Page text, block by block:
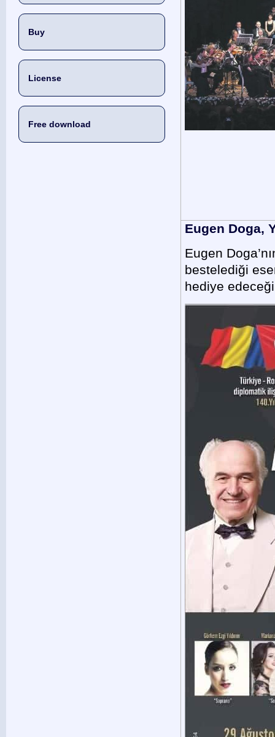
Buy
License
Free download
Eugen Doga,
Eugen
bestelediği
hediye